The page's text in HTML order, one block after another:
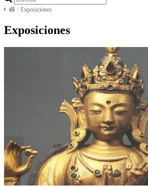
/ Exposiciones
Exposiciones